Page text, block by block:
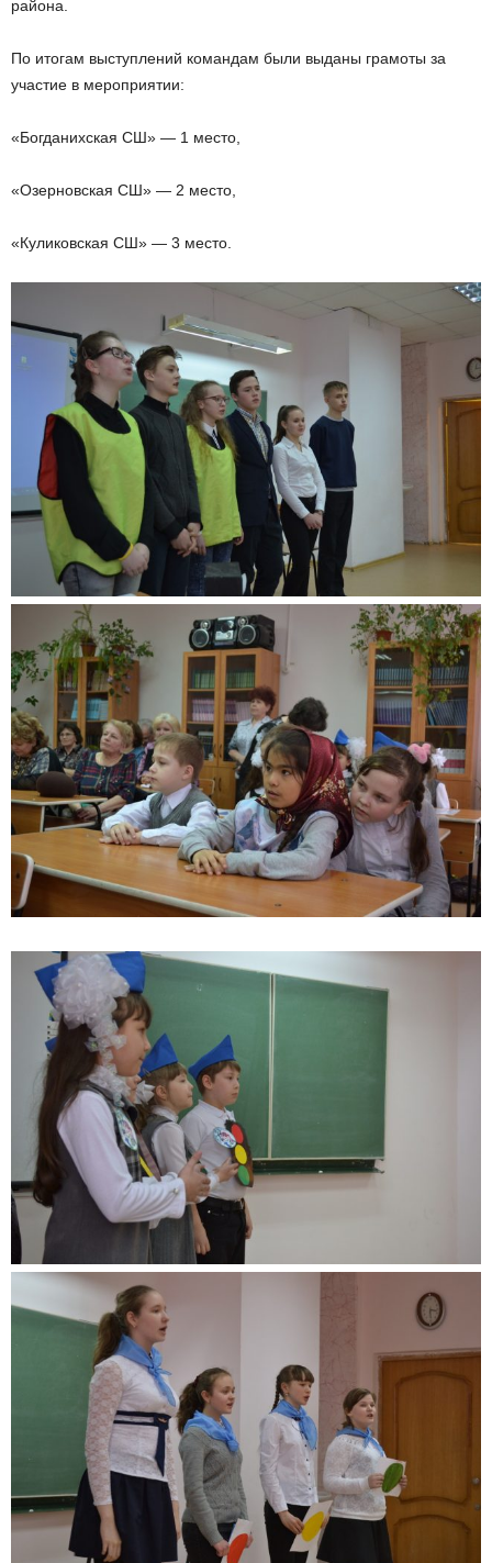
района.
По итогам выступлений командам были выданы грамоты за
участие в мероприятии:
«Богданихская СШ» — 1 место,
«Озерновская СШ» — 2 место,
«Куликовская СШ» — 3 место.